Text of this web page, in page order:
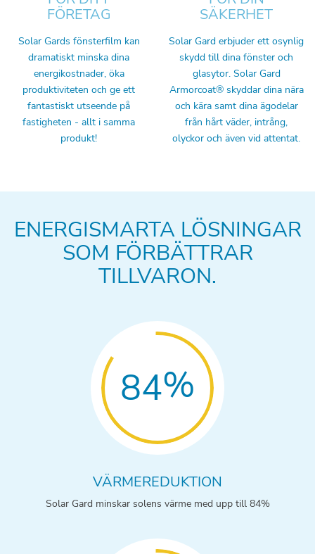
FÖRETAG
Solar Gards fönsterfilm kan
dramatiskt minska dina
energikostnader, öka
produktiviteten och ge ett
fantastiskt utseende på
fastigheten - allt i samma
produkt!
SÄKERHET
Solar Gard erbjuder ett osynlig
skydd till dina fönster och
glasytor. Solar Gard
Armorcoat® skyddar dina nära
och kära samt dina ägodelar
från hårt väder, intrång,
olyckor och även vid attentat.
ENERGISMARTA LÖSNINGAR
SOM FÖRBÄTTRAR
TILLVARON.
84%
VÄRMEREDUKTION
Solar Gard minskar solens värme med upp till 84%